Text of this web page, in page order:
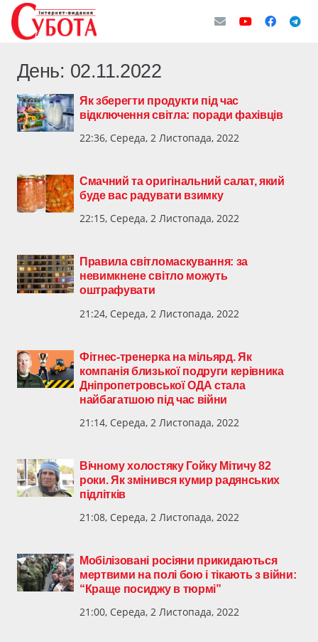
День: 02.11.2022
Як зберегти продукти під час
відключення світла: поради фахівців
22:36, Середа, 2 Листопада, 2022
Смачний та оригінальний салат, який
буде вас радувати взимку
22:15, Середа, 2 Листопада, 2022
Правила світломаскування: за
невимкнене світло можуть
оштрафувати
21:24, Середа, 2 Листопада, 2022
Фітнес-тренерка на мільярд. Як
компанія близької подруги керівника
Дніпропетровської ОДА стала
найбагатшою під час війни
21:14, Середа, 2 Листопада, 2022
Вічному холостяку Гойку Мітичу 82
роки. Як змінився кумир радянських
підлітків
21:08, Середа, 2 Листопада, 2022
Мобілізовані росіяни прикидаються
мертвими на полі бою і тікають з війни:
“Краще посиджу в тюрмі”
21:00, Середа, 2 Листопада, 2022